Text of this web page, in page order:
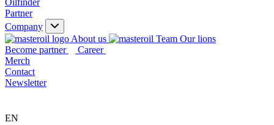
Oilfinder
Partner
Company
About us
Our lions
Become partner
Career
Merch
Contact
Newsletter
EN